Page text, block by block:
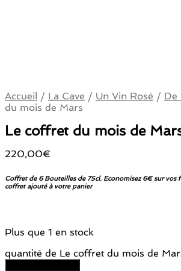
Accueil / La Cave / Un Vin Rosé / De
du mois de Mars
Le coffret du mois de
220,00€
Coffret de 6 Bouteilles de 75cl. Economisez 6€ sur vos
coffret ajouté à votre panier
Plus que 1 en stock
quantité de Le coffret du mois de